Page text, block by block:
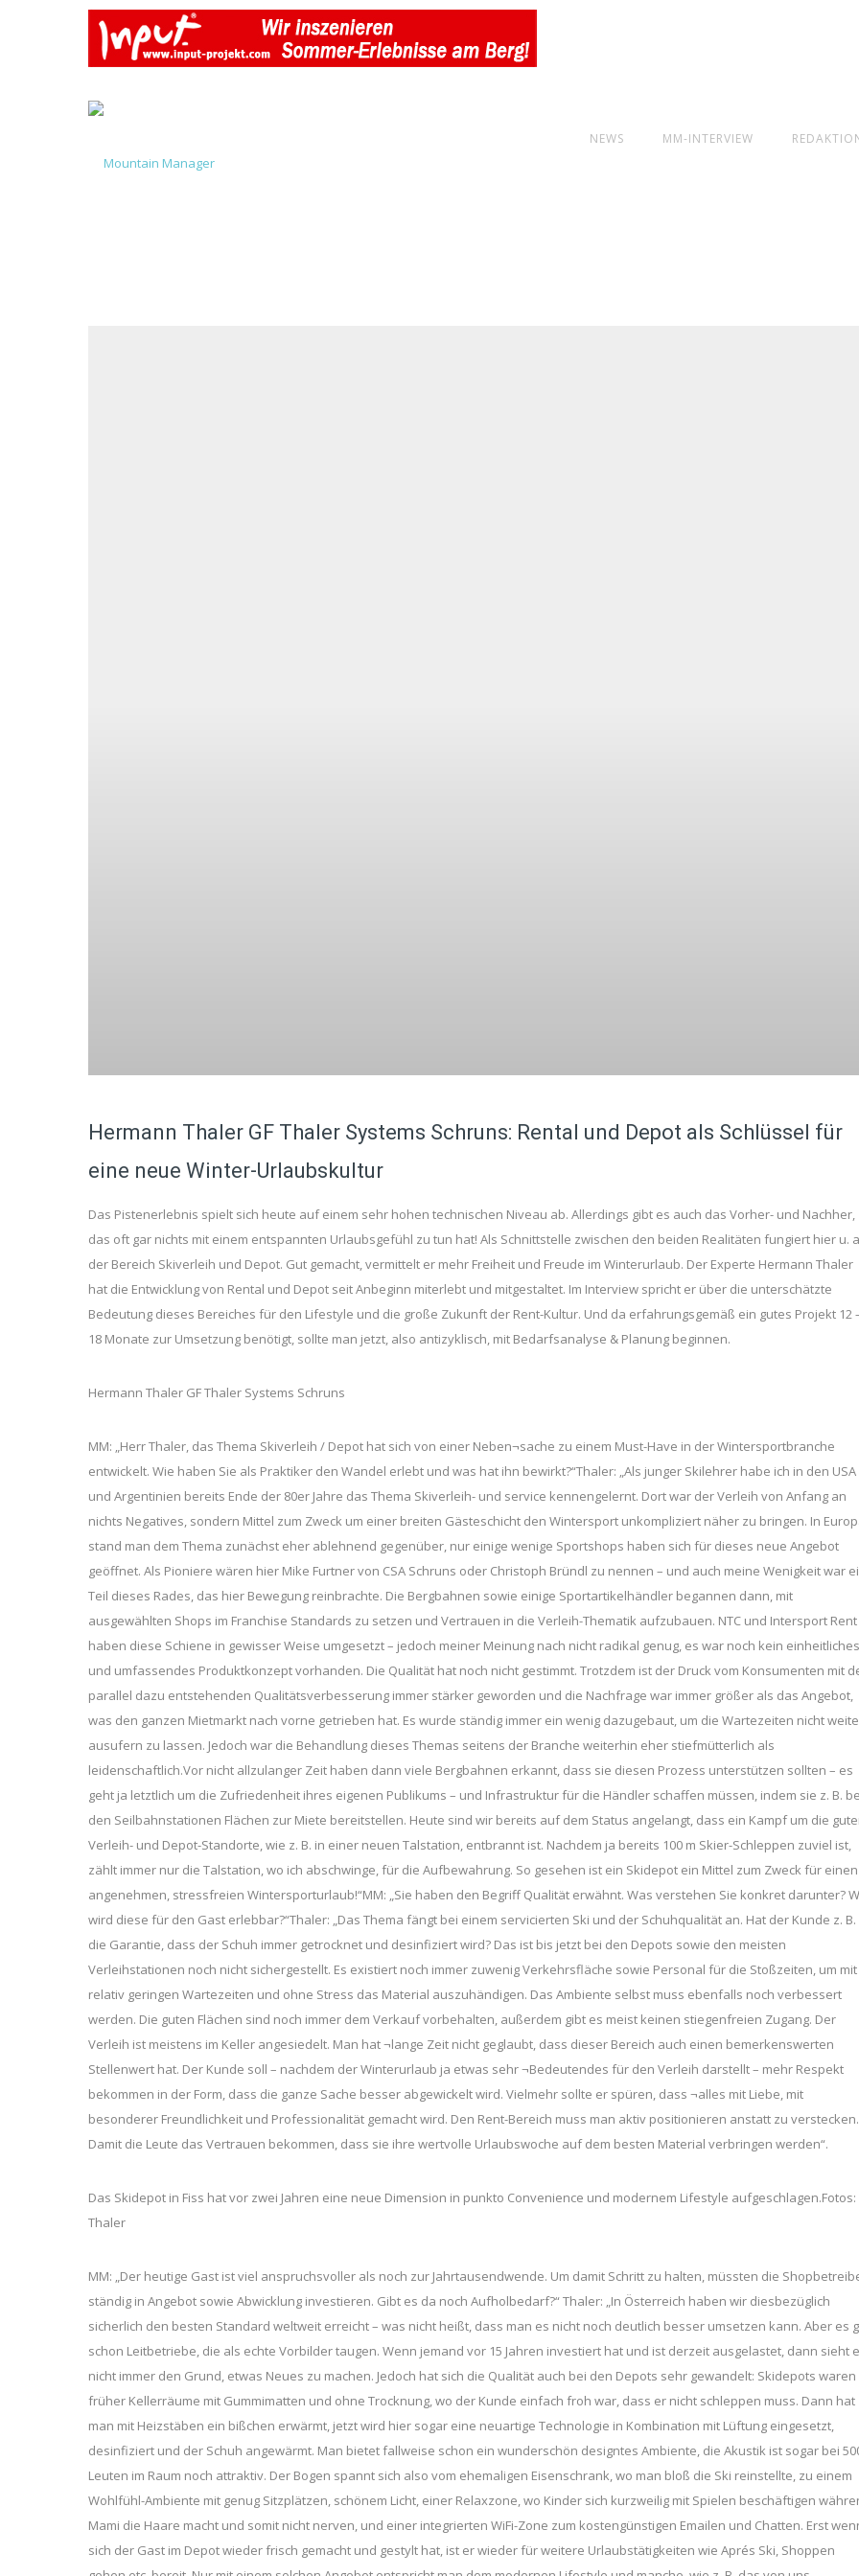
NEWS MM-INTERVIEW
Hermann Thaler GF Thaler Systems Schruns: Rental und Depot als Schlüssel für
eine neue Winter-Urlaubskultur
Das Pistenerlebnis spielt sich heute auf einem sehr hohen technischen Niveau ab. Allerdings gibt es auch das Vorher- und Nachher,
das oft gar nichts mit einem entspannten Urlaubsgefühl zu tun hat! Als Schnittstelle zwischen den beiden Realitäten fungiert hier u.
der Bereich Skiverleih und Depot. Gut gemacht, vermittelt er mehr Freiheit und Freude im Winterurlaub. Der Experte Hermann Thaler
hat die Entwicklung von Rental und Depot seit Anbeginn miterlebt und mitgestaltet. Im Interview spricht er über die unterschätzte
Bedeutung dieses Bereiches für den Lifestyle und die große Zukunft der Rent-Kultur. Und da erfahrungsgemäß ein gutes Projekt 12
18 Monate zur Umsetzung benötigt, sollte man jetzt, also antizyklisch, mit Bedarfsanalyse & Planung beginnen.
Hermann Thaler GF Thaler Systems Schruns
MM: „Herr Thaler, das Thema Skiverleih / Depot hat sich von einer Neben¬sache zu einem Must-Have in der Wintersportbranche
entwickelt. Wie haben Sie als Praktiker den Wandel erlebt und was hat ihn bewirkt?“Thaler: „Als junger Skilehrer habe ich in den USA
und Argentinien bereits Ende der 80er Jahre das Thema Skiverleih- und service kennengelernt. Dort war der Verleih von Anfang an
nichts Negatives, sondern Mittel zum Zweck um einer breiten Gästeschicht den Wintersport unkompliziert näher zu bringen. In
stand man dem Thema zunächst eher ablehnend gegenüber, nur einige wenige Sportshops haben sich für dieses neue Angebot
geöffnet. Als Pioniere wären hier Mike Furtner von CSA Schruns oder Christoph Bründl zu nennen – und auch meine Wenigkeit war
Teil dieses Rades, das hier Bewegung reinbrachte. Die Bergbahnen sowie einige Sportartikelhändler begannen dann, mit
ausgewählten Shops im Franchise Standards zu setzen und Vertrauen in die Verleih-Thematik aufzubauen. NTC und Intersport Rent
haben diese Schiene in gewisser Weise umgesetzt – jedoch meiner Meinung nach nicht radikal genug, es war noch kein einheitliches
und umfassendes Produktkonzept vorhanden. Die Qualität hat noch nicht gestimmt. Trotzdem ist der Druck vom Konsumenten mit
parallel dazu entstehenden Qualitätsverbesserung immer stärker geworden und die Nachfrage war immer größer als das Angebot,
was den ganzen Mietmarkt nach vorne getrieben hat. Es wurde ständig immer ein wenig dazugebaut, um die Wartezeiten nicht
ausufern zu lassen. Jedoch war die Behandlung dieses Themas seitens der Branche weiterhin eher stiefmütterlich als
leidenschaftlich.Vor nicht allzulanger Zeit haben dann viele Bergbahnen erkannt, dass sie diesen Prozess unterstützen sollten – es
geht ja letztlich um die Zufriedenheit ihres eigenen Publikums – und Infrastruktur für die Händler schaffen müssen, indem sie z. B.
den Seilbahnstationen Flächen zur Miete bereitstellen. Heute sind wir bereits auf dem Status angelangt, dass ein Kampf um die
Verleih- und Depot-Standorte, wie z. B. in einer neuen Talstation, entbrannt ist. Nachdem ja bereits 100 m Skier-Schleppen zuviel ist,
zählt immer nur die Talstation, wo ich abschwinge, für die Aufbewahrung. So gesehen ist ein Skidepot ein Mittel zum Zweck für einen
angenehmen, stressfreien Wintersporturlaub!“MM: „Sie haben den Begriff Qualität erwähnt. Was verstehen Sie konkret darunter?
wird diese für den Gast erlebbar?“Thaler: „Das Thema fängt bei einem servicierten Ski und der Schuhqualität an. Hat der Kunde z. B.
die Garantie, dass der Schuh immer getrocknet und desinfiziert wird? Das ist bis jetzt bei den Depots sowie den meisten
Verleihstationen noch nicht sichergestellt. Es existiert noch immer zuwenig Verkehrsfläche sowie Personal für die Stoßzeiten, um mit
relativ geringen Wartezeiten und ohne Stress das Material auszuhändigen. Das Ambiente selbst muss ebenfalls noch verbessert
werden. Die guten Flächen sind noch immer dem Verkauf vorbehalten, außerdem gibt es meist keinen stiegenfreien Zugang. Der
Verleih ist meistens im Keller angesiedelt. Man hat ¬lange Zeit nicht geglaubt, dass dieser Bereich auch einen bemerkenswerten
Stellenwert hat. Der Kunde soll – nachdem der Winterurlaub ja etwas sehr ¬Bedeutendes für den Verleih darstellt – mehr Respekt
bekommen in der Form, dass die ganze Sache besser abgewickelt wird. Vielmehr sollte er spüren, dass ¬alles mit Liebe, mit
besonderer Freundlichkeit und Professionalität gemacht wird. Den Rent-Bereich muss man aktiv positionieren anstatt zu verstecken.
Damit die Leute das Vertrauen bekommen, dass sie ihre wertvolle Urlaubswoche auf dem besten Material verbringen werden“.
Das Skidepot in Fiss hat vor zwei Jahren eine neue Dimension in punkto Convenience und modernem Lifestyle aufgeschlagen.Fotos:
Thaler
MM: „Der heutige Gast ist viel anspruchsvoller als noch zur Jahrtausendwende. Um damit Schritt zu halten, müssten die
ständig in Angebot sowie Abwicklung investieren. Gibt es da noch Aufholbedarf?“ Thaler: „In Österreich haben wir diesbezüglich
sicherlich den besten Standard weltweit erreicht – was nicht heißt, dass man es nicht noch deutlich besser umsetzen kann. Aber es
schon Leitbetriebe, die als echte Vorbilder taugen. Wenn jemand vor 15 Jahren investiert hat und ist derzeit ausgelastet, dann sieht
nicht immer den Grund, etwas Neues zu machen. Jedoch hat sich die Qualität auch bei den Depots sehr gewandelt: Skidepots waren
früher Kellerräume mit Gummimatten und ohne Trocknung, wo der Kunde einfach froh war, dass er nicht schleppen muss. Dann hat
man mit Heizstäben ein bißchen erwärmt, jetzt wird hier sogar eine neuartige Technologie in Kombination mit Lüftung eingesetzt,
desinfiziert und der Schuh angewärmt. Man bietet fallweise schon ein wunderschön designtes Ambiente, die Akustik ist sogar bei
Leuten im Raum noch attraktiv. Der Bogen spannt sich also vom ehemaligen Eisenschrank, wo man bloß die Ski reinstellte, zu einem
Wohlfühl-Ambiente mit genug Sitzplätzen, schönem Licht, einer Relaxzone, wo Kinder sich kurzweilig mit Spielen beschäftigen
Mami die Haare macht und somit nicht nerven, und einer integrierten WiFi-Zone zum kostengünstigen Emailen und Chatten. Erst
sich der Gast im Depot wieder frisch gemacht und gestylt hat, ist er wieder für weitere Urlaubstätigkeiten wie Aprés Ski, Shoppen